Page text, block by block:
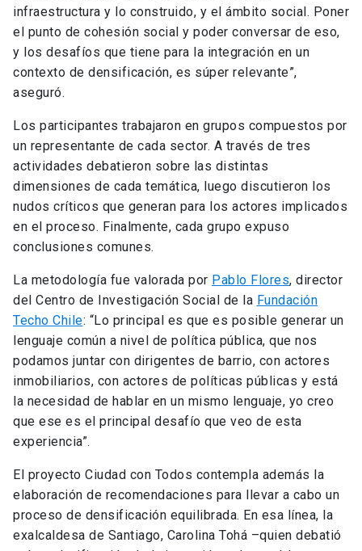
infraestructura y lo construido, y el ámbito social. Poner
el punto de cohesión social y poder conversar de eso,
y los desafíos que tiene para la integración en un
contexto de densificación, es súper relevante”,
aseguró.
Los participantes trabajaron en grupos compuestos por
un representante de cada sector. A través de tres
actividades debatieron sobre las distintas
dimensiones de cada temática, luego discutieron los
nudos críticos que generan para los actores implicados
en el proceso. Finalmente, cada grupo expuso
conclusiones comunes.
La metodología fue valorada por Pablo Flores, director
del Centro de Investigación Social de la Fundación
Techo Chile: “Lo principal es que es posible generar un
lenguaje común a nivel de política pública, que nos
podamos juntar con dirigentes de barrio, con actores
inmobiliarios, con actores de políticas públicas y está
la necesidad de hablar en un mismo lenguaje, yo creo
que ese es el principal desafío que veo de esta
experiencia”.
El proyecto Ciudad con Todos contempla además la
elaboración de recomendaciones para llevar a cabo un
proceso de densificación equilibrada. En esa línea, la
exalcaldesa de Santiago, Carolina Tohá –quien debatió